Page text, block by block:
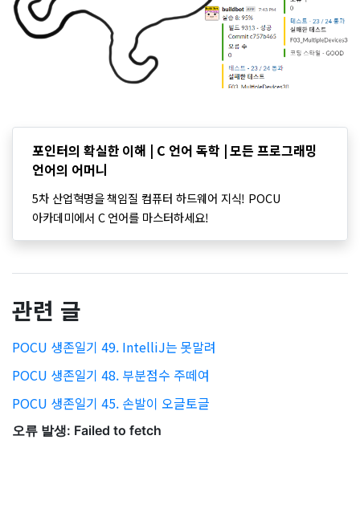
포인터의 확실한 이해 | C 언어 독학 | 모든 프로그래밍
언어의 어머니
5차 산업혁명을 책임질 컴퓨터 하드웨어 지식! POCU
아카데미에서 C 언어를 마스터하세요!
관련 글
POCU 생존일기 49. IntelliJ는 못말려
POCU 생존일기 48. 부분점수 주떼여
POCU 생존일기 45. 손발이 오글토글